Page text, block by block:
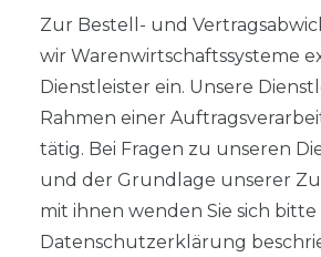
Zur Bestell- und
wir Warenwirtschaftssysteme
Dienstleister ein. Unsere
Rahmen einer
tätig. Bei Fragen zu unseren
und der Grundlage unserer
mit ihnen wenden Sie sich bitte
Datenschutzerklärung